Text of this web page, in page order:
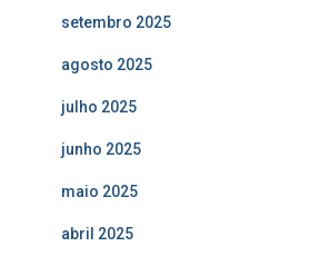
setembro 2025
agosto 2025
julho 2025
junho 2025
maio 2025
abril 2025